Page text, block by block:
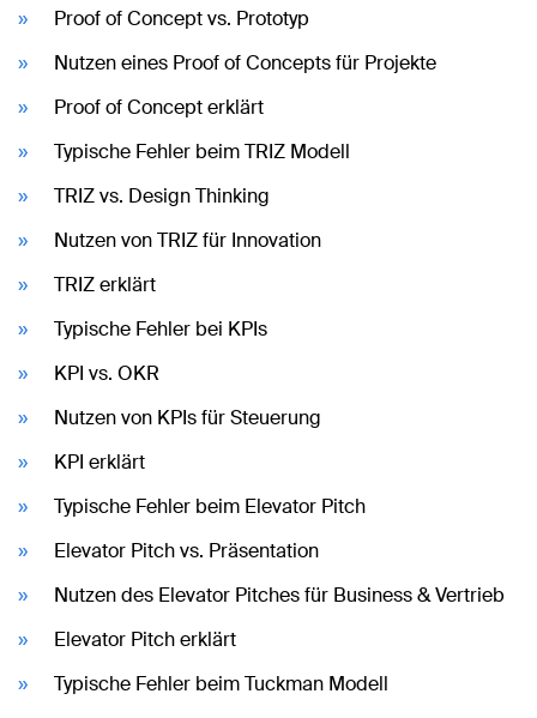
Proof of Concept vs. Prototyp
Nutzen eines Proof of Concepts für Projekte
Proof of Concept erklärt
Typische Fehler beim TRIZ Modell
TRIZ vs. Design Thinking
Nutzen von TRIZ für Innovation
TRIZ erklärt
Typische Fehler bei KPIs
KPI vs. OKR
Nutzen von KPIs für Steuerung
KPI erklärt
Typische Fehler beim Elevator Pitch
Elevator Pitch vs. Präsentation
Nutzen des Elevator Pitches für Business & Vertrieb
Elevator Pitch erklärt
Typische Fehler beim Tuckman Modell